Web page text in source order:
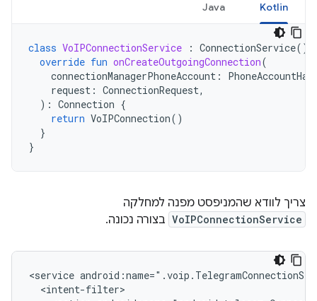
Kotlin
Java
class VoIPConnectionService : ConnectionService()
override fun onCreateOutgoingConnection(
connectionManagerPhoneAccount :
request : ConnectionRequest,
): Connection {
return VoIPConnection()
}
}
צריך לוודא שהמניפסט מפנה למחלקה
VoIPConnectionService בצורה נכונה.
<service
  <intent-filter>